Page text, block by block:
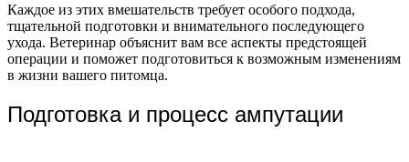
Каждое из этих вмешательств требует особого подхода,
тщательной подготовки и внимательного последующего
ухода. Ветеринар объяснит вам все аспекты предстоящей
операции и поможет подготовиться к возможным изменениям
в жизни вашего питомца.
Подготовка и процесс ампутации